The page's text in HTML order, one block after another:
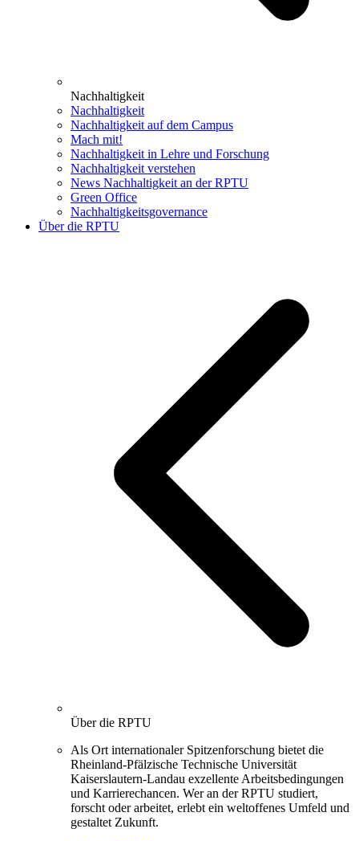
Nachhaltigkeit
Nachhaltigkeit
Nachhaltigkeit auf dem Campus
Mach mit!
Nachhaltigkeit in Lehre und Forschung
Nachhaltigkeit verstehen
News Nachhaltigkeit an der RPTU
Green Office
Nachhaltigkeitsgovernance
Über die RPTU
Über die RPTU
Als Ort internationaler Spitzenforschung bietet die
Rheinland-Pfälzische Technische Universität
Kaiserslautern-Landau exzellente Arbeitsbedingungen
und Karrierechancen. Wer an der RPTU studiert,
forscht oder arbeitet, erlebt ein weltoffenes Umfeld und
gestaltet Zukunft.